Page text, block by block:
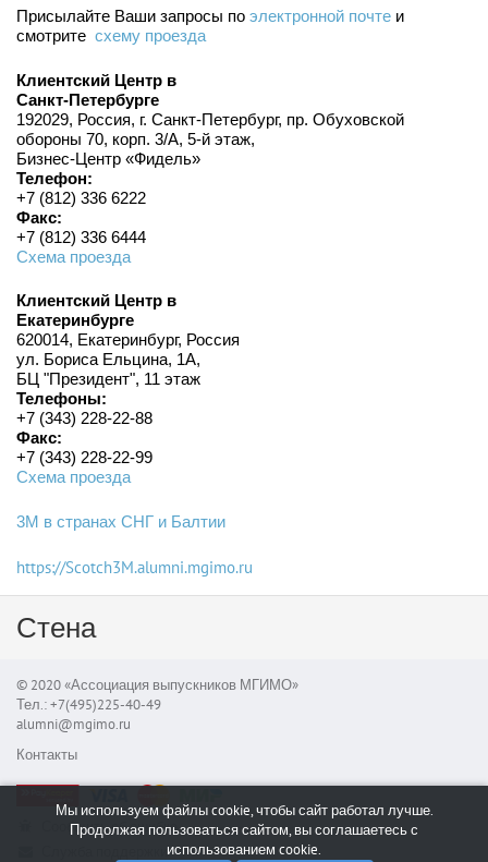
Присылайте Ваши запросы по электронной почте и
смотрите схему проезда
Клиентский Центр в
Санкт-Петербурге
192029, Россия, г. Санкт-Петербург, пр. Обуховской
обороны 70, корп. 3/А, 5-й этаж,
Бизнес-Центр «Фидель»
Телефон:
+7 (812) 336 6222
Факс:
+7 (812) 336 6444
Схема проезда
Клиентский Центр в
Екатеринбурге
620014, Екатеринбург, Россия
ул. Бориса Ельцина, 1А,
БЦ "Президент", 11 этаж
Телефоны:
+7 (343) 228-22-88
Факс:
+7 (343) 228-22-99
Схема проезда
3M в странах СНГ и Балтии
https://Scotch3M.alumni.mgimo.ru
Стена
© 2020 «Ассоциация выпускников МГИМО»
Тел.: +7(495)225-40-49
alumni@mgimo.ru
Контакты
Сообщить об ошибке
Мы используем файлы cookie, чтобы сайт работал лучше.
Продолжая пользоваться сайтом, вы соглашаетесь с
использованием cookie.